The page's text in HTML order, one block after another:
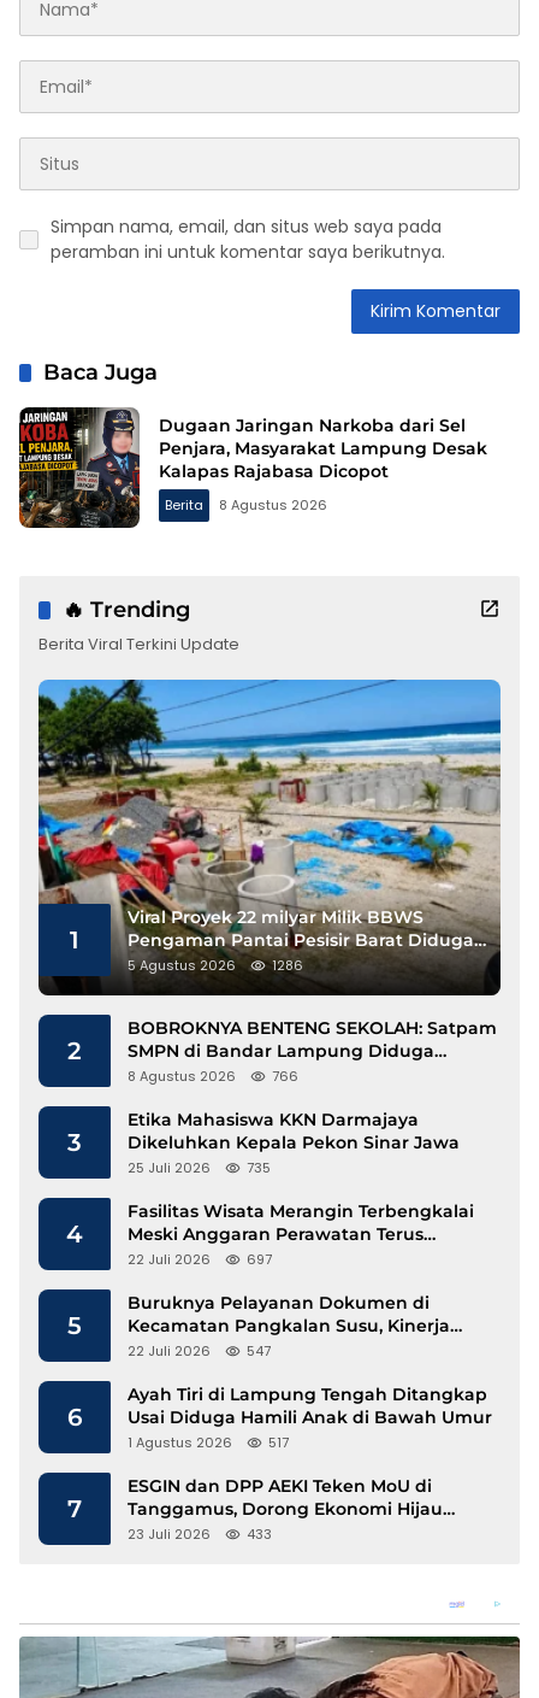
Simpan nama, email, dan situs web saya pada
peramban ini untuk komentar saya berikutnya.
Baca Juga
Dugaan Jaringan Narkoba dari Sel
Penjara, Masyarakat Lampung Desak
Kalapas Rajabasa Dicopot
Berita 8 Agustus 2026
🔥 Trending
Berita Viral Terkini Update
1
Viral Proyek 22 milyar Milik BBWS
Pengaman Pantai Pesisir Barat Diduga
Gunakan Besi Banci
5 Agustus 2026 1286
2
BOBROKNYA BENTENG SEKOLAH: Satpam
SMPN di Bandar Lampung Diduga
Lecehkan Siswi
8 Agustus 2026 766
3
Etika Mahasiswa KKN Darmajaya
Dikeluhkan Kepala Pekon Sinar Jawa
25 Juli 2026 735
4
Fasilitas Wisata Merangin Terbengkalai
Meski Anggaran Perawatan Terus
Mengalir
22 Juli 2026 697
5
Buruknya Pelayanan Dokumen di
Kecamatan Pangkalan Susu, Kinerja
Disdukcapil Langkat Disorot
22 Juli 2026 547
6
Ayah Tiri di Lampung Tengah Ditangkap
Usai Diduga Hamili Anak di Bawah Umur
1 Agustus 2026 517
7
ESGIN dan DPP AEKI Teken MoU di
Tanggamus, Dorong Ekonomi Hijau
Berbasis Kopi dan Perdagangan Karbon
23 Juli 2026 433